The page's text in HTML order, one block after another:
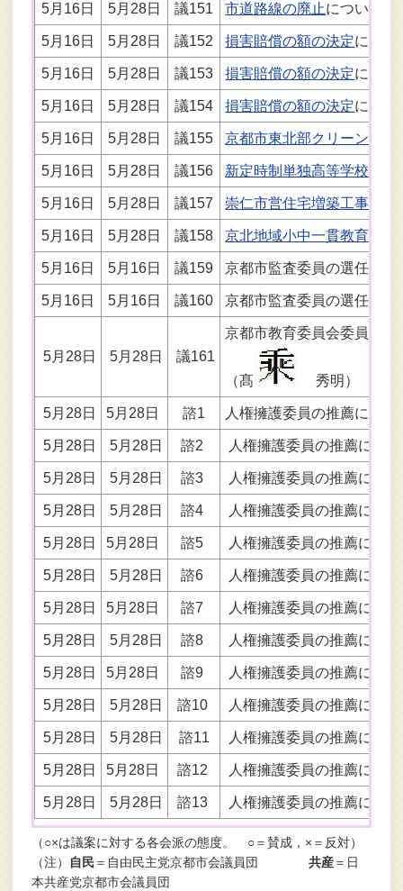
5月16日 5月28日 議151 市道路線の廃止について
5月16日 5月28日 議152 損害賠償の額の決定につい
5月16日 5月28日 議153 損害賠償の額の決定につい
5月16日 5月28日 議154 損害賠償の額の決定につい
5月16日 5月28日 議155 京都市東北部クリーンセ
5月16日 5月28日 議156 新定時制単独高等学校施
5月16日 5月28日 議157 崇仁市営住宅増築工事（
5月16日 5月28日 議158 京北地域小中一貫教育校
5月16日 5月16日 議159 京都市監査委員の選任につ
5月16日 5月16日 議160 京都市監査委員の選任につ
5月28日 5月28日 議161
京都市教育委員会委員の任
（髙 秀明）
5月28日 5月28日 諮1 人権擁護委員の推薦につ
5月28日 5月28日 諮2 人権擁護委員の推薦につ
5月28日 5月28日 諮3 人権擁護委員の推薦につ
5月28日 5月28日 諮4 人権擁護委員の推薦につ
5月28日 5月28日 諮5 人権擁護委員の推薦につ
5月28日 5月28日 諮6 人権擁護委員の推薦につ
5月28日 5月28日 諮7 人権擁護委員の推薦につ
5月28日 5月28日 諮8 人権擁護委員の推薦につ
5月28日 5月28日 諮9 人権擁護委員の推薦につ
5月28日 5月28日 諮10 人権擁護委員の推薦につ
5月28日 5月28日 諮11 人権擁護委員の推薦につ
5月28日 5月28日 諮12 人権擁護委員の推薦につ
5月28日 5月28日 諮13 人権擁護委員の推薦につ
（○×は議案に対する各会派の態度。 ○＝賛成，×＝反対）
（注）
自民＝自由民主党京都市会議員団共産＝日
本共産党京都市会議員団